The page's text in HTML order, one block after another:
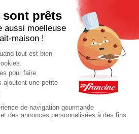
une activité physique régulière. Plus
www.mangerbouger.fr